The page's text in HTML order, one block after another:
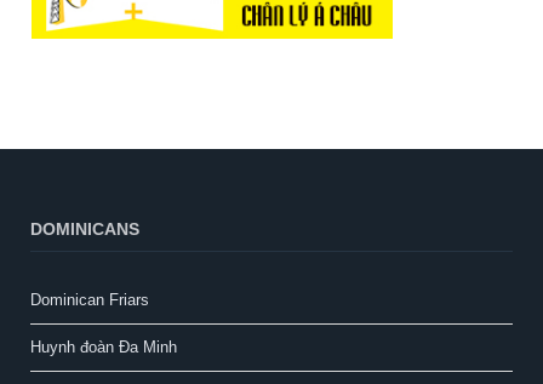
DOMINICANS
Dominican Friars
Huynh đoàn Đa Minh